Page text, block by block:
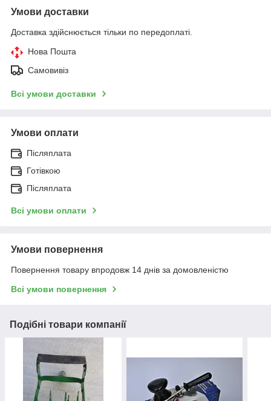
Умови доставки
Доставка здійснюється тільки по передоплаті.
Нова Пошта
Самовивіз
Всі умови доставки
Умови оплати
Післяплата
Готівкою
Післяплата
Всі умови оплати
Умови повернення
Повернення товару впродовж 14 днів за домовленістю
Всі умови повернення
Подібні товари компанії